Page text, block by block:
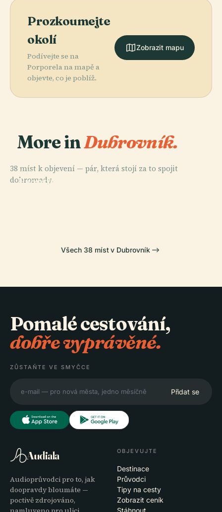
Prozkoumejte
okolí
Podívejte se na
Porporela na mapě a
objevte, co je poblíž.
Zobrazit mapu
More inDubrovník.
38 míst k objevení — pár, která stojí za to spojit
dohromady.
PLACE
PLACE
Františkánský
Všech 38 míst v Dubrovník
Pomalé cestování,
dobře vyprávěné.
ZŮSTAŇTE VE SMYČCE
Přidat se
Audiala
Audioprůvodci pro to, jak
doopravdy bloumáte —
poctivě zdrojováno,
OBJEVUJTE
Destinace
Průvodci
Tipy na cesty
Zobrazit ceník